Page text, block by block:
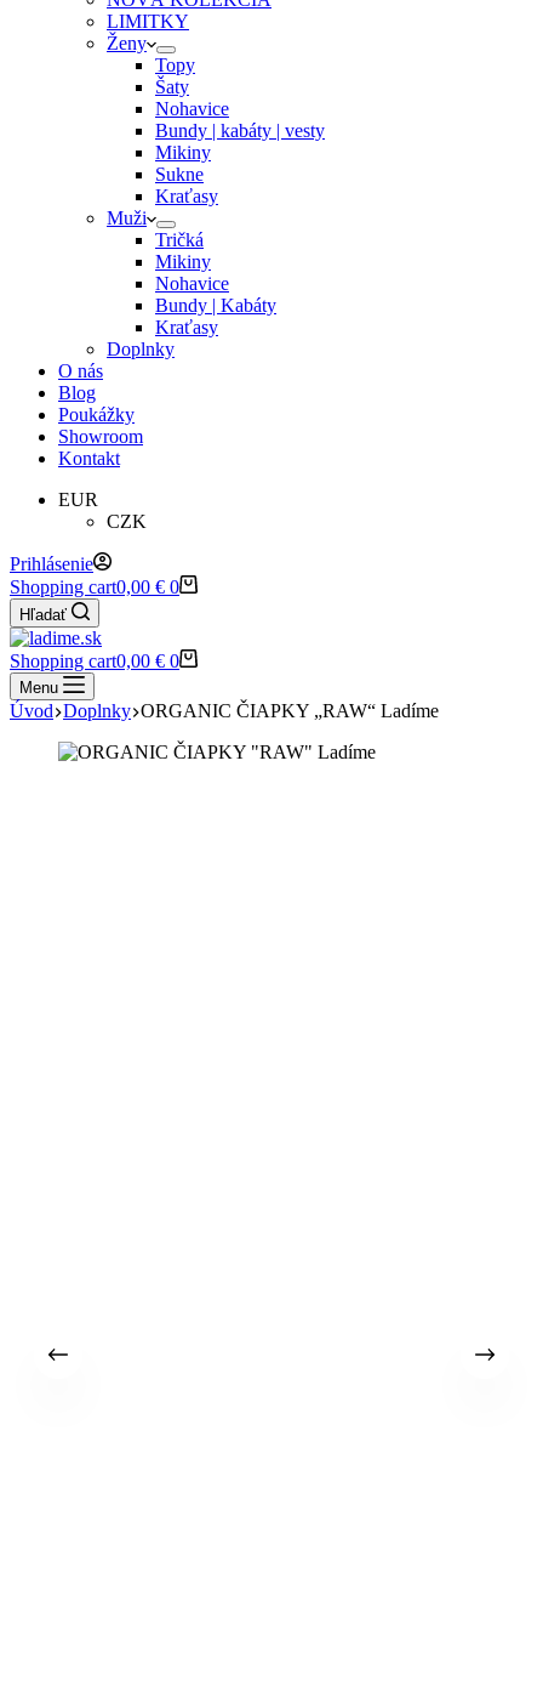
LIMITKY
Ženy
Topy
Šaty
Nohavice
Bundy | kabáty | vesty
Mikiny
Sukne
Kraťasy
Muži
Tričká
Mikiny
Nohavice
Bundy | Kabáty
Kraťasy
Doplnky
O nás
Blog
Poukážky
Showroom
Kontakt
EUR
CZK
Prihlásenie
Shopping cart0,00 € 0
Hľadať
Shopping cart0,00 € 0
Menu
Úvod Doplnky ORGANIC ČIAPKY „RAW“ Ladíme